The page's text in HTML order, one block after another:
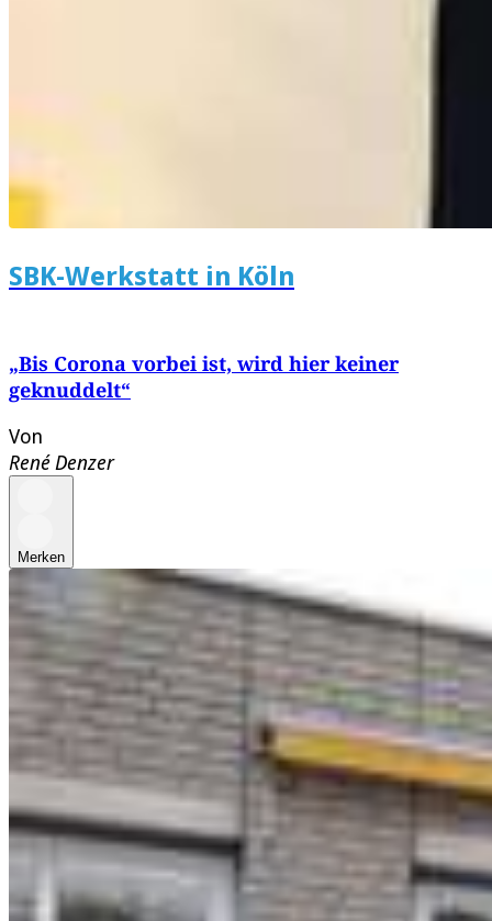
SBK-Werkstatt in Köln
„Bis Corona vorbei ist, wird hier keiner
geknuddelt“
Von
René Denzer
Merken